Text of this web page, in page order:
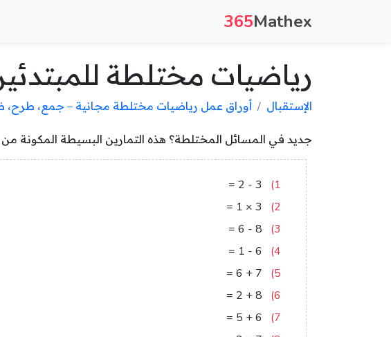
365Mathex
رياضيات مختلطة
الإستقبال أوراق عمل رياضيات مختلطة مجانية – جمع،
جديد في المسائل المختلطة؟ هذه التمارين البسيطة المكونة
1)
3
-
2
=
2)
3
×
1
=
3)
8
-
6
=
4)
6
-
1
=
5)
7
+
6
=
6)
8
+
2
=
7)
6
+
5
=